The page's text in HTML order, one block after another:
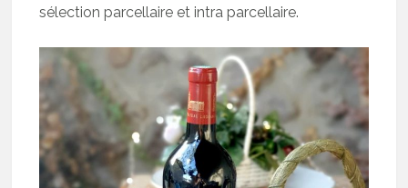
sélection parcellaire et intra parcellaire.